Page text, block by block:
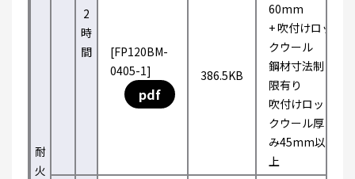
耐
火
2
時
間
[FP120BM-
0405-1]
pdf
386.5KB
60mm
+ 吹付けロッ
クウール
鋼材寸法制
限有り
吹付けロッ
クウール厚
み45mm以
上